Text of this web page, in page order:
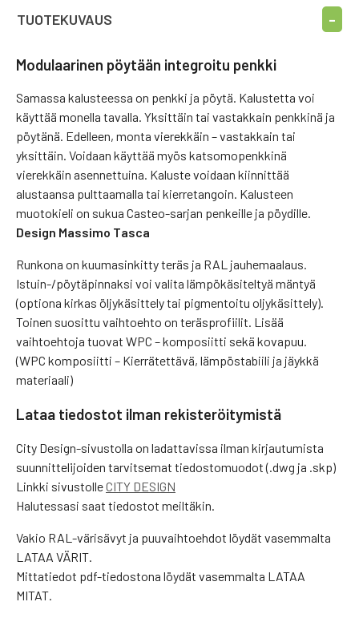
TUOTEKUVAUS
Modulaarinen pöytään integroitu penkki
Samassa kalusteessa on penkki ja pöytä. Kalustetta voi
käyttää monella tavalla. Yksittäin tai vastakkain penkkinä ja
pöytänä. Edelleen, monta vierekkäin – vastakkain tai
yksittäin. Voidaan käyttää myös katsomopenkkinä
vierekkäin asennettuina. Kaluste voidaan kiinnittää
alustaansa pulttaamalla tai kierretangoin. Kalusteen
muotokieli on sukua Casteo-sarjan penkeille ja pöydille.
Design Massimo Tasca
Runkona on kuumasinkitty teräs ja RAL jauhemaalaus.
Istuin-/pöytäpinnaksi voi valita lämpökäsiteltyä mäntyä
(optiona kirkas öljykäsittely tai pigmentoitu oljykäsittely).
Toinen suosittu vaihtoehto on teräsprofiilit. Lisää
vaihtoehtoja tuovat WPC – komposiitti sekä kovapuu.
(WPC komposiitti – Kierrätettävä, lämpöstabiili ja jäykkä
materiaali)
Lataa tiedostot ilman rekisteröitymistä
City Design-sivustolla on ladattavissa ilman kirjautumista
suunnittelijoiden tarvitsemat tiedostomuodot (.dwg ja .skp)
Linkki sivustolleCITY DESIGN
Halutessasi saat tiedostot meiltäkin.
Vakio RAL-värisävyt ja puuvaihtoehdot löydät vasemmalta
LATAA VÄRIT.
Mittatiedot pdf-tiedostona löydät vasemmalta LATAA
MITAT.